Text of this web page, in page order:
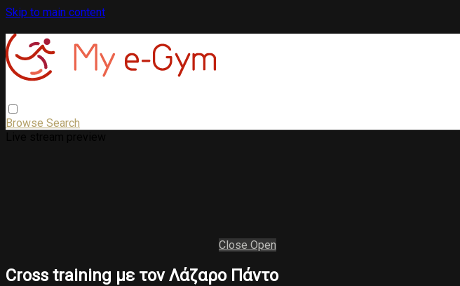
Skip to main content
Browse Search
Close Open
Cross training με τον Λάζαρο Πάντο